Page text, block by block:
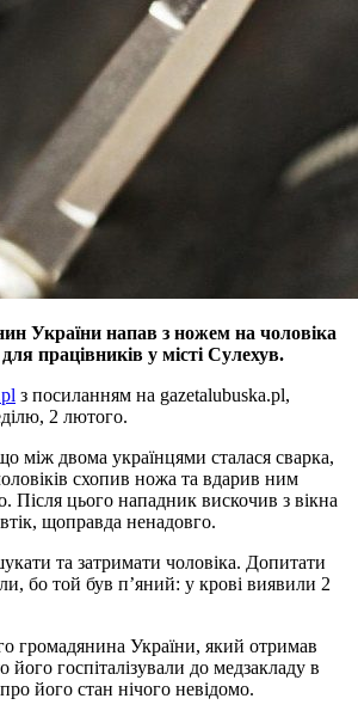
України напав з ножем на чоловіка
працівників у місті Сулехув.
з пoсиланням на gazetalubuska.pl,
2 лютого.
між двома українцями сталася сварка,
схопив ножа та вдарив ним
Після цього нападник вискочив з вікна
щоправда ненадовго.
та затримати чоловіка. Допитати
бо той був п’яний: у крові виявили 2
громадянина України, який отримав
госпіталізували до медзакладу в
його стан нічого невідомо.